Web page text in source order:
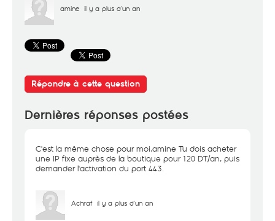
amine il y a plus d'un an
Répondre à cette question
Dernières réponses postées
C'est la même chose pour moi,amine Tu dois acheter
une IP fixe auprès de la boutique pour 120 DT/an, puis
demander l'activation du port 443.
Achraf il y a plus d'un an